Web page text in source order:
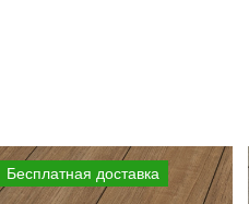
Бесплатная доставка